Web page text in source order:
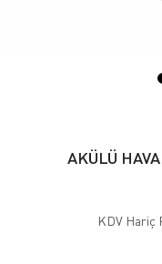
AKÜLÜ
KDV Hariç